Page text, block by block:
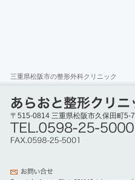
三重県松阪市の整形外科クリニック
〒515-0814 三重県松阪市久保田町5-7